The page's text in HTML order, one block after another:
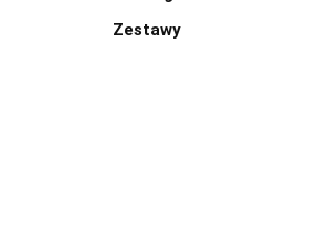
Zestawy